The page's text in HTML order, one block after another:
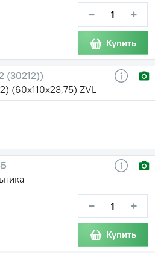
− +
Купить
(30212))
(60х110х23,75) ZVL
− +
Купить